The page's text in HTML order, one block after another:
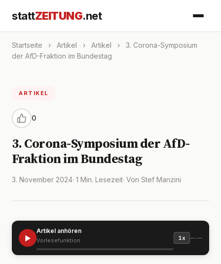
stattZEITUNG.net
Startseite › Artikel › Artikel ›
3. Corona-Symposium
der AfD-Fraktion im Bundestag
ARTIKEL
0
3. Corona-Symposium der AfD-
Fraktion im Bundestag
3. November 2024· 1 Min. Lesezeit· Von Stef Manzini
▶
Artikel anhören
Vorlesefunktion 1x —:—